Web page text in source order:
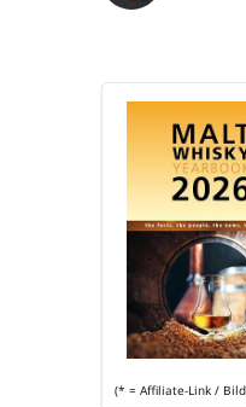
(* = Affi­lia­te-Link /